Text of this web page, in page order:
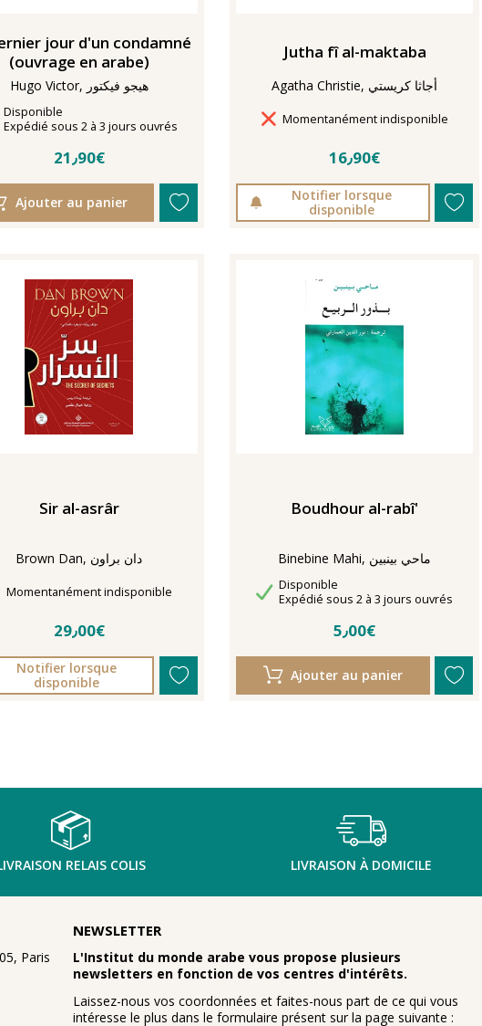
jour d'un condamné
(ouvrage en arabe)
Hugo Victor, هيجو فيكتور
Disponibilité
Disponible
Délais de livraison
Expédié sous 2 à 3 jours ouvrés
21٫90€
Ajouter au panier
Jutha fî al-maktaba
Agatha Christie, أجاثا كريستي
Délais de livraison
Momentanément indisponible
16٫90€
Notifier lorsque
disponible
Sir al-asrâr
Brown Dan, دان براون
Délais de livraison
Momentanément indisponible
29٫00€
Notifier lorsque
disponible
Boudhour al-rabî'
Binebine Mahi, ماحي بينبين
Disponibilité
Disponible
Délais de livraison
Expédié sous 2 à 3 jours ouvrés
5٫00€
Ajouter au panier
RELAIS COLIS LIVRAISON À DOMICILE
Paris
NEWSLETTER
L'Institut du monde arabe vous propose plusieurs
newsletters en fonction de vos centres d'intérêts.
Laissez-nous vos coordonnées et faites-nous part de ce qui vous
intéresse le plus dans le formulaire présent sur la page suivante :